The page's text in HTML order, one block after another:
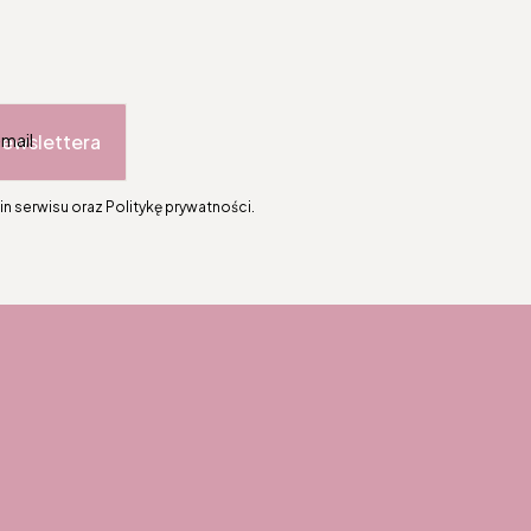
serwisu oraz Politykę prywatności.